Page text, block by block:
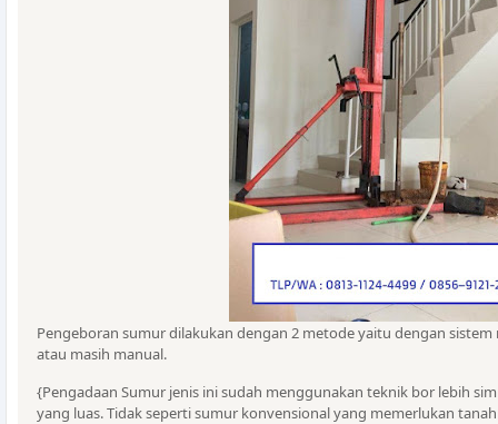
Pengeboran sumur dilakukan dengan 2 metode yaitu dengan
atau masih manual.
{Pengadaan Sumur jenis ini sudah menggunakan teknik bor lebih
yang luas. Tidak seperti sumur konvensional yang memerlukan